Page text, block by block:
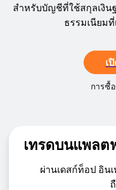
สำหรับบัญชีที่ใช้สกุลเงิน
ธรรมเนียม
เ
การซื้
เทรดบนแพลต
ผ่านเดสก์ท็อป อิน